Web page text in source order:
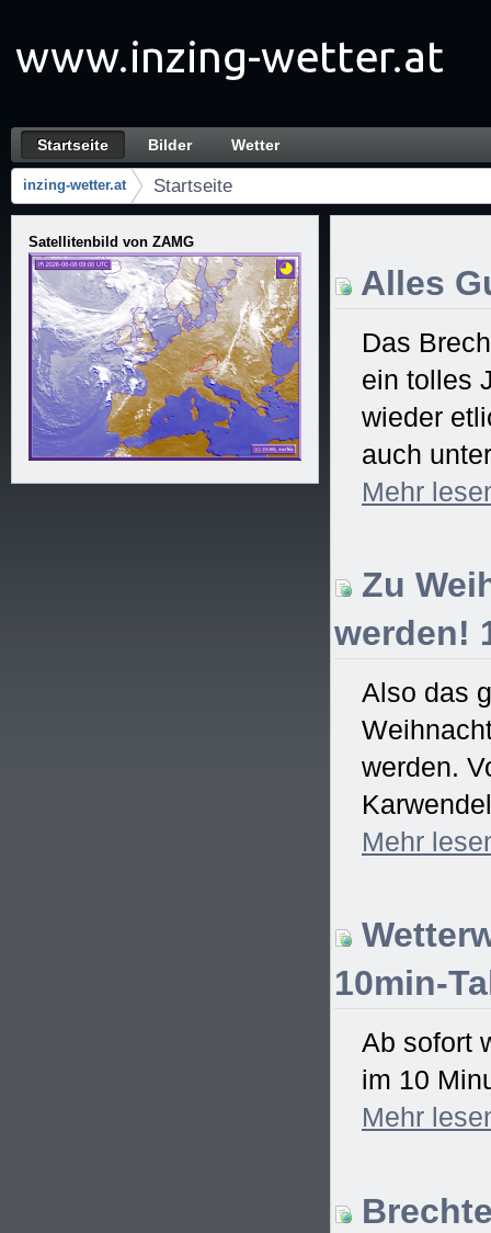
Startseite
Navigation
Startseite Bilder Wetter
Brotkrumen (Wo bin ich?)
inzing-wetter.at Startseite
Satellitenbild von ZAMG
Alles
Das
ein tolles
wieder
auch
Mehr
Zu
werden!
Also das
werden.
Mehr
10min-
Ab sofort
im 10
Mehr